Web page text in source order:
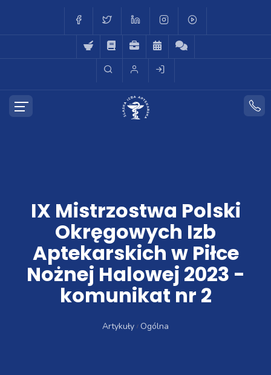
IX Mistrzostwa Polski
Okręgowych Izb
Aptekarskich w Piłce
Nożnej Halowej 2023 -
komunikat nr 2
Artykuły Ogólna